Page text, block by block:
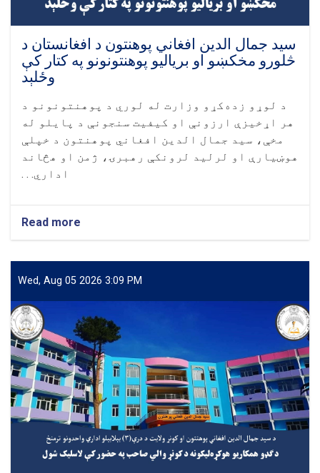
سید جمال الدین افغاني پوهنتون د افغانستان د
څلورو مخکښو او برياليو پوهنتونونو په کتار کې
وځلېد
د لوړو زده‌کړو وزارت له لوري د پوهنتونونو د
هر اړخيزې ارزونې او کيفيت سنجونې د پايلو له
مخې، سيد جمال الدین افغاني پوهنتون د خپلې
هوښيارې او لرليد لرونکې رهبرۍ، ژمن او هڅاند
اداري. . .
Read more
سید
الدین
افغاني
افغانستان
د
څلورو
مخکښو
او
برياليو
پوهنتونونو
په
کتار
کې
وځلېد
Wed, Aug 05 2026 3:09 PM